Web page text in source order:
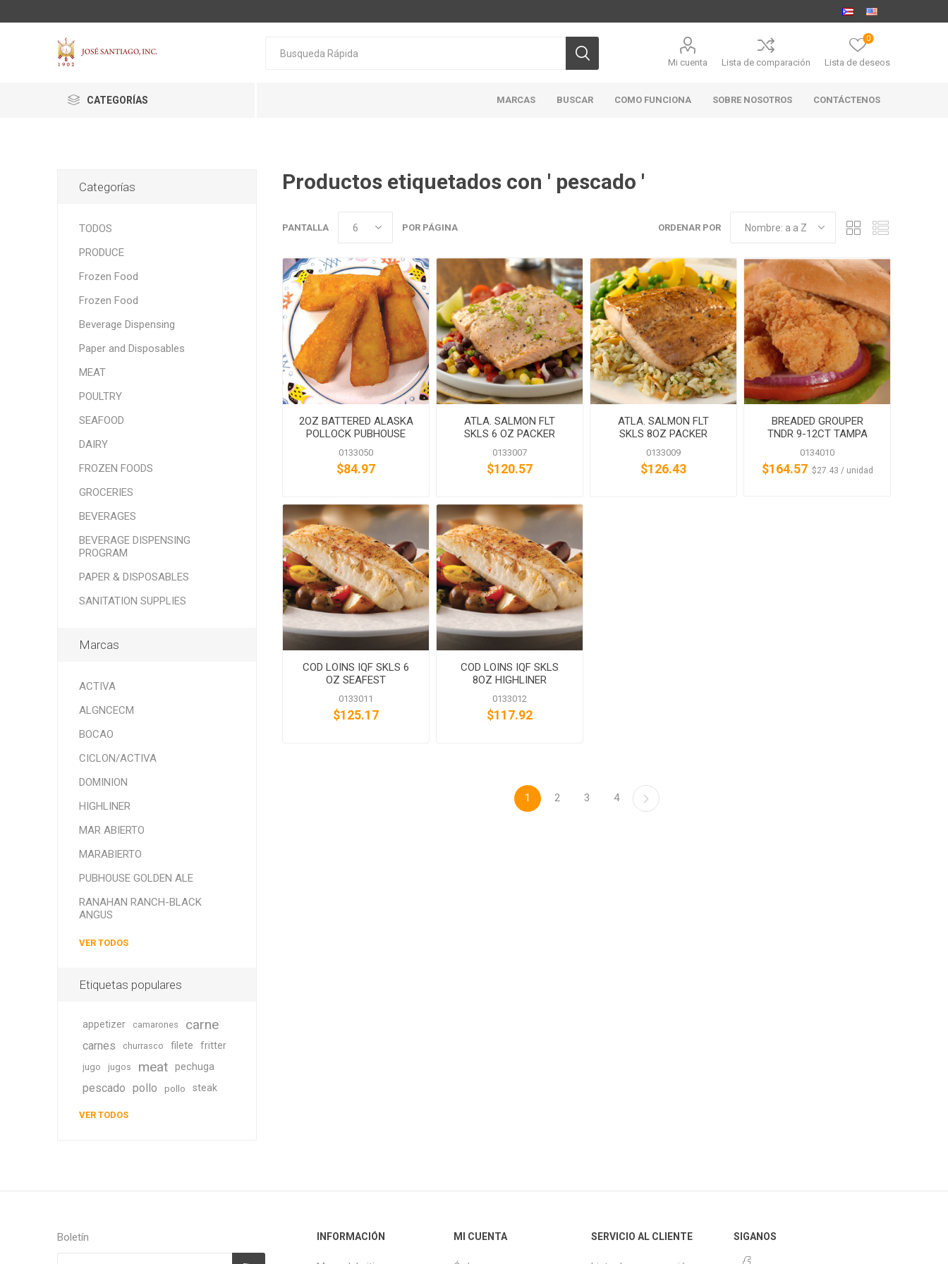
Mi cuenta Lista de comparación Lista de deseos
0
CATEGORÍAS MARCAS
RANCH-
BLACK
ANGUS
SMITHFIELD ULTRAFORCE
BUSCAR COMO FUNCIONA SOBRE NOSOTROS CONTÁCTENOS
Productos etiquetados con ' pescado '
ORDENAR POR
PANTALLA POR PÁGINA
2OZ BATTERED ALASKA
POLLOCK PUBHOUSE
GOLDEN ALE
0133050
$84.97
ATLA. SALMON FLT
SKLS 6 OZ PACKER
LABEL
0133007
$120.57
ATLA. SALMON FLT
SKLS 8OZ PACKER
LABEL
0133009
$126.43
BREADED GROUPER
TNDR 9-12CT TAMPA
MAID
0134010
$164.57 ‏‏‎ ‎‏‏‎ ‎$27.43 / unidad
COD LOINS IQF SKLS 6
OZ SEAFEST
0133011
$125.17
COD LOINS IQF SKLS
8OZ HIGHLINER
0133012
$117.92
1 2 3 4
Categorías
TODOS
PRODUCE
Frozen Food
Frozen Food
Beverage Dispensing
Paper and Disposables
MEAT
POULTRY
SEAFOOD
DAIRY
FROZEN FOODS
GROCERIES
BEVERAGES
BEVERAGE DISPENSING
PROGRAM
PAPER & DISPOSABLES
SANITATION SUPPLIES
Marcas
ACTIVA
ALGNCECM
BOCAO
CICLON/ACTIVA
DOMINION
HIGHLINER
MAR ABIERTO
MARABIERTO
PUBHOUSE GOLDEN ALE
RANAHAN RANCH-BLACK
ANGUS
VER TODOS
Etiquetas populares
appetizer camarones carne
carnes churrasco filete fritter
jugo jugos meat pechuga
pescado pollo pollo steak
VER TODOS
Boletín INFORMACIÓN MI CUENTA SERVICIO AL CLIENTE SIGANOS